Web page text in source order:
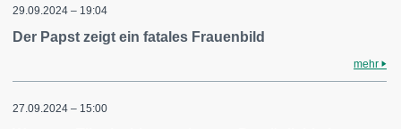
29.09.2024 – 19:04
Der Papst zeigt ein fatales Frauenbild
mehr
27.09.2024 – 15:00